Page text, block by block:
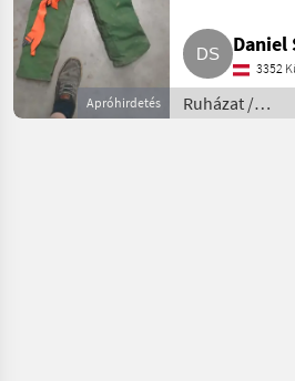
Apróhirdetés
Daniel
3352
Ruházat /
Erdészeti